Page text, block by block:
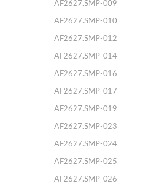
AF2627.SMP-009
AF2627.SMP-010
AF2627.SMP-012
AF2627.SMP-014
AF2627.SMP-016
AF2627.SMP-017
AF2627.SMP-019
AF2627.SMP-023
AF2627.SMP-024
AF2627.SMP-025
AF2627.SMP-026